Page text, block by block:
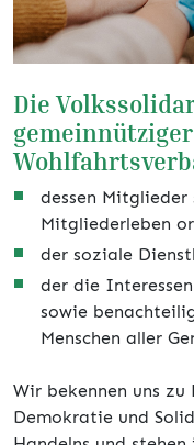
Die
dessen
Mitgliederleben
der soziale
der die
sowie
Menschen aller
Wir bekennen uns zu
Demokratie und